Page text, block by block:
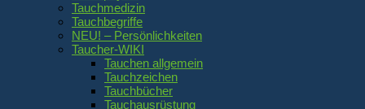
Tauchmedizin
Tauchbegriffe
NEU! – Persönlichkeiten
Taucher-WIKI
Tauchen allgemein
Tauchzeichen
Tauchbücher
Tauchausrüstung